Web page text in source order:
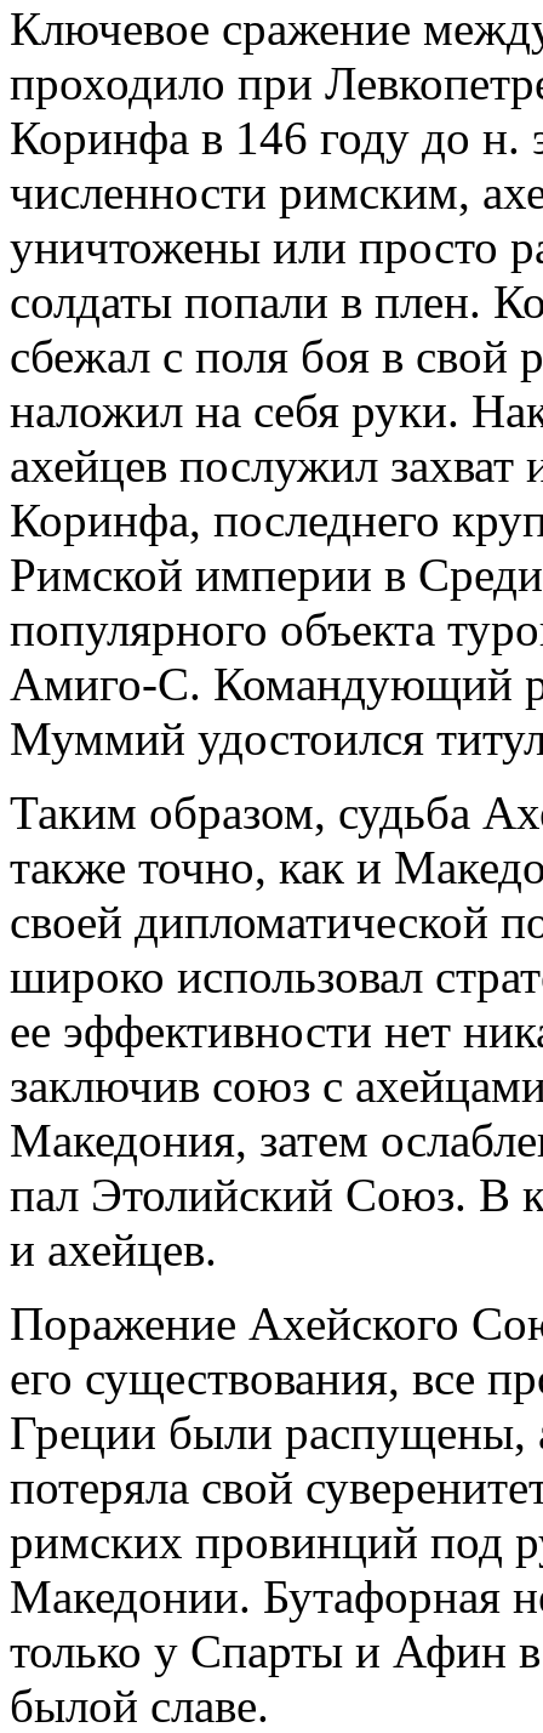
Ключевое сражение
проходило при
Коринфа в 146 году до н.
численности римским,
уничтожены или просто
солдаты попали в плен.
сбежал с поля боя в свой
наложил на себя руки.
ахейцев послужил
Коринфа, последнего
Римской империи в
популярного объекта
Амиго-С. Командующий
Муммий удостоился
Таким образом, судьба
также точно, как и
своей дипломатической
широко использовал
ее эффективности нет
заключив союз с
Македония, затем
пал Этолийский Союз. В
и ахейцев.
Поражение Ахейского
его существования, все
Греции были распущены,
потеряла свой
римских провинций под
Македонии. Бутафорная
только у Спарты и Афин в
былой славе.